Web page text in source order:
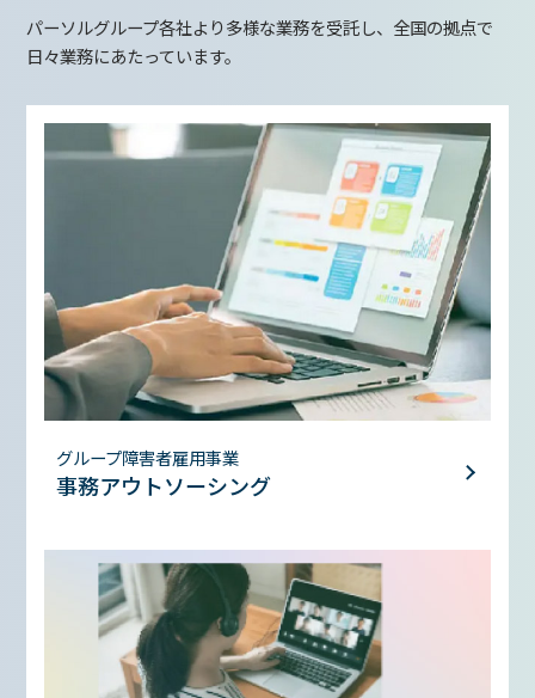
パーソルグループ各社より多様な業務を受託し、全国の拠点で
日々業務にあたっています。
グループ障害者雇用事業
事務アウトソーシング